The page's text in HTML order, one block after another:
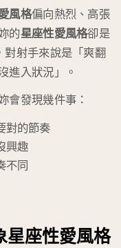
風格偏向熱烈、高張
的星座性愛風格卻是
射手來說是「爽翻
進入狀況」。
會發現幾件事：
對的節奏
興趣
不同
星座性愛風格